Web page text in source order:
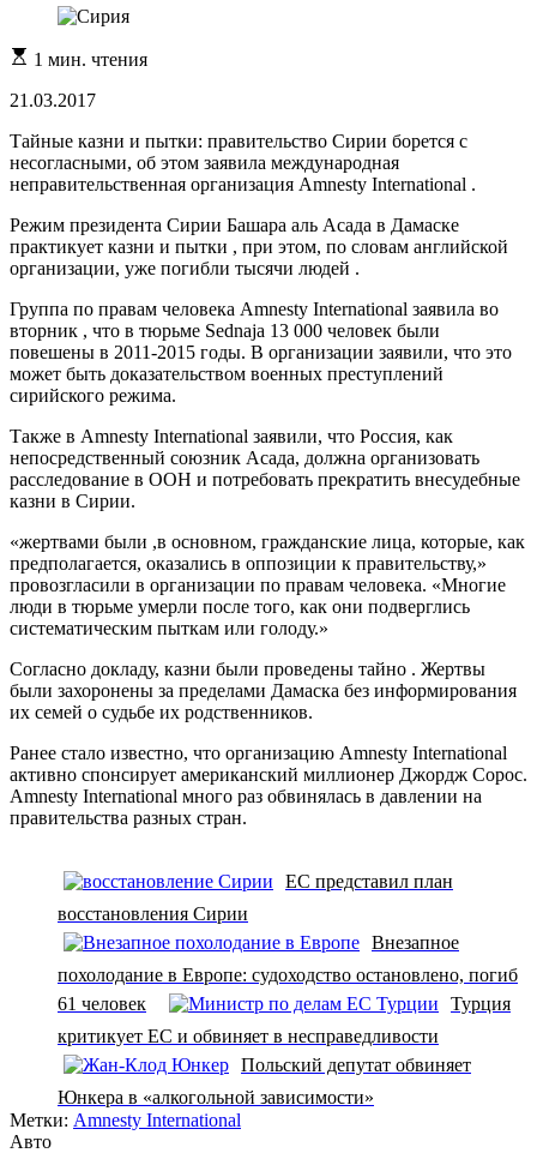
Расчетное
чтения
1 мин. чтения
21.03.2017
Тайные казни и пытки: правительство Сирии борется с
несогласными, об этом заявила международная
неправительственная организация Amnesty International .
Режим президента Сирии Башара аль Асада в Дамаске
практикует казни и пытки , при этом, по словам английской
организации, уже погибли тысячи людей .
Группа по правам человека Amnesty International заявила во
вторник , что в тюрьме Sednaja 13 000 человек были
повешены в 2011-2015 годы. В организации заявили, что это
может быть доказательством военных преступлений
сирийского режима.
Также в Amnesty International заявили, что Россия, как
непосредственный союзник Асада, должна организовать
расследование в ООН и потребовать прекратить внесудебные
казни в Сирии.
«жертвами были ,в основном, гражданские лица, которые, как
предполагается, оказались в оппозиции к правительству,»
провозгласили в организации по правам человека. «Многие
люди в тюрьме умерли после того, как они подверглись
систематическим пыткам или голоду.»
Согласно докладу, казни были проведены тайно . Жертвы
были захоронены за пределами Дамаска без информирования
их семей о судьбе их родственников.
Ранее стало известно, что организацию Amnesty International
активно спонсирует американский миллионер Джордж Сорос.
Amnesty International много раз обвинялась в давлении на
правительства разных стран.
ЕС представил план
восстановления Сирии
Внезапное
похолодание в Европе: судоходство остановлено, погиб
61 человек
Турция
критикует ЕС и обвиняет в несправедливости
Польский депутат обвиняет
Юнкера в «алкогольной зависимости»
Метки: Amnesty International
Авто